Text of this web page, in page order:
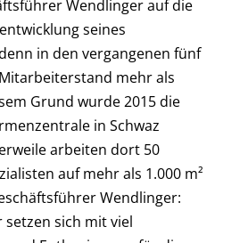
Wendlinger auf die
seines
in den vergangenen fünf
mehr als
Grund wurde 2015 die
in Schwaz
arbeiten dort 50
auf mehr als 1.000 m²
Wendlinger:
sich mit viel